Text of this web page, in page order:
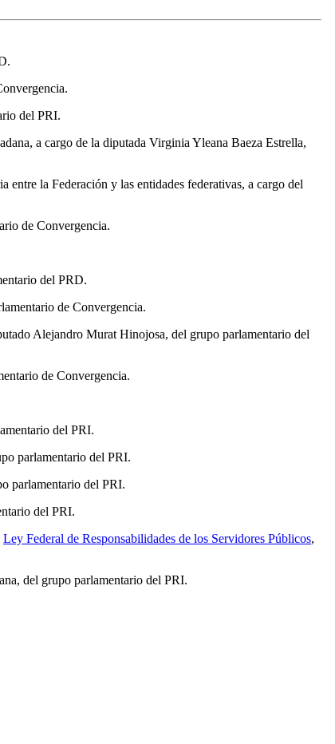
del PRI.
a cargo de la diputada Virginia Yleana Baeza Estrella,
entre la Federación y las entidades federativas, a cargo del
de Convergencia.
del PRD.
de Convergencia.
Alejandro Murat Hinojosa, del grupo parlamentario del
de Convergencia.
del PRI.
parlamentario del PRI.
parlamentario del PRI.
del PRI.
Ley Federal de Responsabilidades de los Servidores Públicos,
del grupo parlamentario del PRI.